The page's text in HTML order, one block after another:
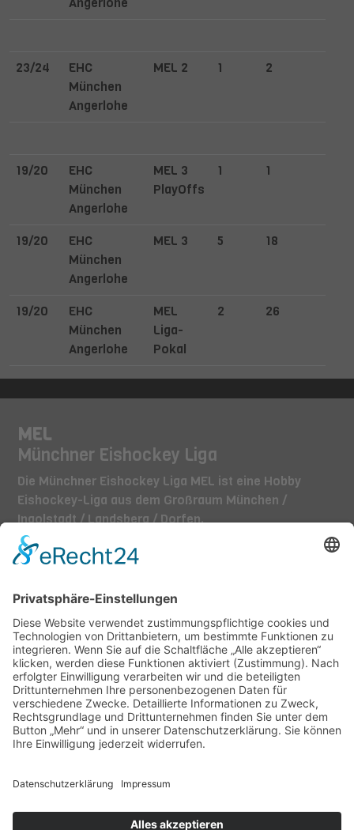
23/24
EHC
München
Angerlohe
MEL 2 1 2
19/20
EHC
München
Angerlohe
MEL 3
PlayOffs
1 1
19/20
EHC
München
Angerlohe
MEL 3 5 18
19/20
EHC
München
Angerlohe
MEL
Liga-
Pokal
2 26
MEL
Münchner Eishockey Liga
Die Münchner Eishockey Liga MEL ist eine Hobby
Eishockey-Liga aus dem Großraum München /
Ingolstadt / Landsberg / Dorfen.
TEAMS